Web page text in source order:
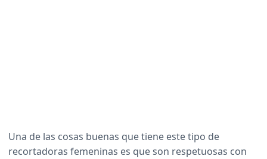
Una de las cosas buenas que tiene este tipo de
recortadoras femeninas es que son respetuosas con